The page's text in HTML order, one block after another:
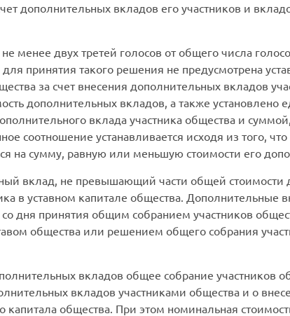
дополнительных вкладов его участников и
менее двух третей голосов от общего числа
принятия такого решения не предусмотрена
за счет внесения дополнительных вкладов
дополнительных вкладов, а также установлено
вклада участника общества и
соотношение устанавливается исходя из того,
на сумму, равную или меньшую стоимости его
вклад, не превышающий части общей стоимости
в уставном капитале общества. Дополнительные
дня принятия общим собранием участников
общества или решением общего собрания
вкладов общее собрание участников
вкладов участниками общества и о
капитала общества. При этом номинальная